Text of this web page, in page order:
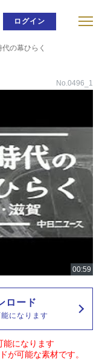
ログイン
の幕ひらく
No.0496_1
ロード
になります
能になります
が可能な素材です。